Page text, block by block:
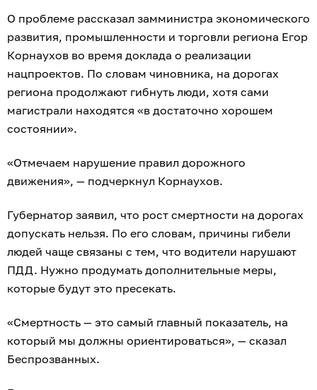
О проблеме рассказал замминистра экономического
развития, промышленности и торговли региона Егор
Корнаухов во время доклада о реализации
нацпроектов. По словам чиновника, на дорогах
региона продолжают гибнуть люди, хотя сами
магистрали находятся «в достаточно хорошем
состоянии».
«Отмечаем нарушение правил дорожного
движения», — подчеркнул Корнаухов.
Губернатор заявил, что рост смертности на дорогах
допускать нельзя. По его словам, причины гибели
людей чаще связаны с тем, что водители нарушают
ПДД. Нужно продумать дополнительные меры,
которые будут это пресекать.
«Смертность — это самый главный показатель, на
который мы должны ориентироваться», — сказал
Беспрозванных.